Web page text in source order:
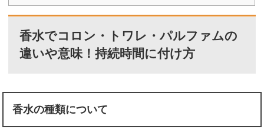
香水でコロン・トワレ・パルファムの
違いや意味！持続時間に付け方
香水の種類について